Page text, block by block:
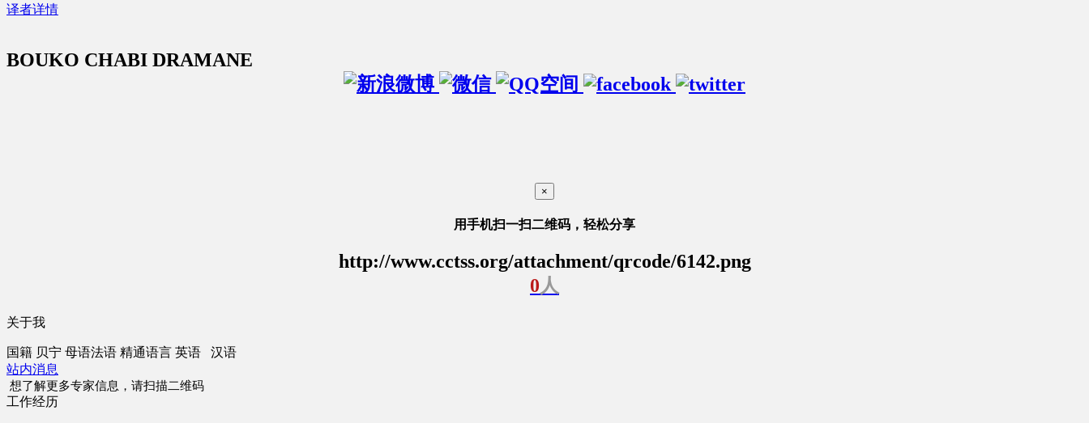
译者详情
BOUKO CHABI DRAMANE
×
用手机扫一扫二维码，轻松分享
http://www.cctss.org/attachment/qrcode/6142.png
0人
关于我
国籍 贝宁 母语法语 精通语言 英语 汉语
站内消息
想了解更多专家信息，请扫描二维码
工作经历